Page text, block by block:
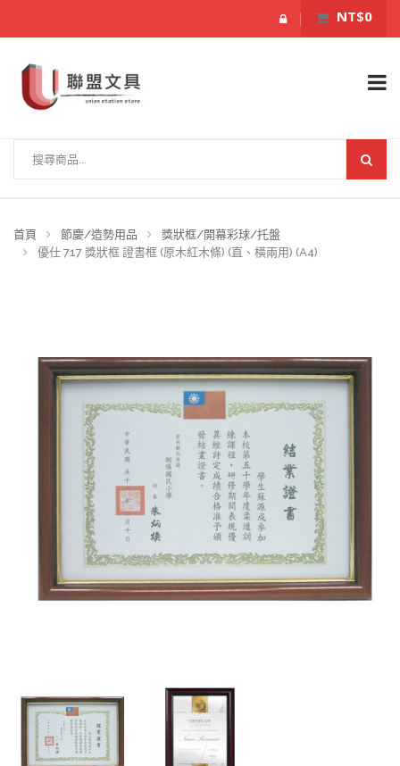
NT$0
首頁 節慶/造勢用品
獎狀框/開幕彩球/托盤
優仕 717 獎狀框 證書框 (原木紅木條) (直、橫兩用) (A4)